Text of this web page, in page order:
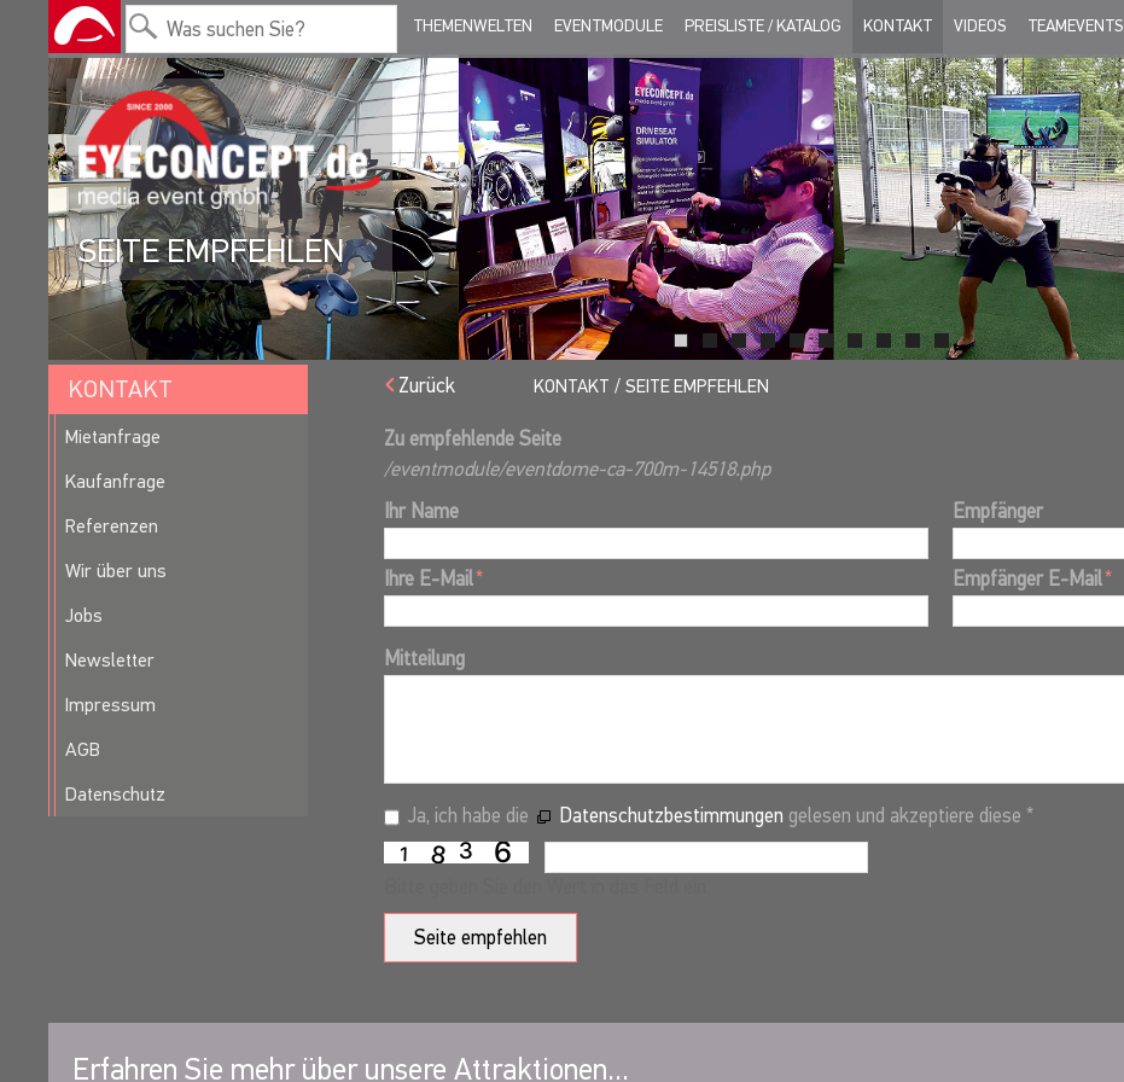
THEMENWELTEN EVENTMODULE PREISLISTE / KATALOG KONTAKT VIDEOS TEAMEVENTS
SEITE EMPFEHLEN
KONTAKT
Mietanfrage
Kaufanfrage
Referenzen
Wir über uns
Jobs
Newsletter
Impressum
AGB
Datenschutz
Zurück KONTAKT SEITE EMPFEHLEN
Zu empfehlende Seite
/eventmodule/eventdome-ca-700m-14518.php
Ihr Name
Ihre E-Mail*
Empfänger
Empfänger E-Mail*
Mitteilung
Ja, ich habe die Datenschutzbestimmungen gelesen und akzeptiere diese *
Seite empfehlen
Erfahren Sie mehr über unsere Attraktionen...